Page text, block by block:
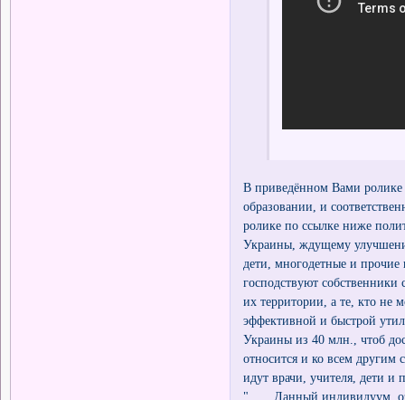
В приведённом Вами
образовании, и
ролике по ссылке ниже
Украины, ждущему
дети, многодетные и
господствуют
их территории, а те, кто
эффективной и быстрой
Украины из 40 млн., чтоб
относится и ко всем
идут врачи, учителя, дети
".... Данный индивидуум